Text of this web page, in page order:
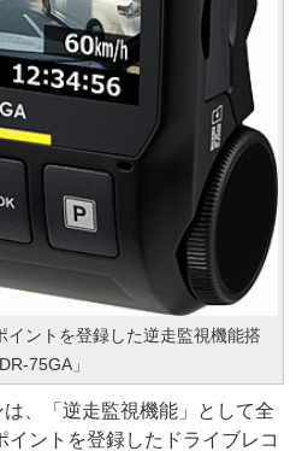
ントを登録した逆走監視機能搭
75GA」
、「逆走監視機能」として全
イントを登録したドライブレコ